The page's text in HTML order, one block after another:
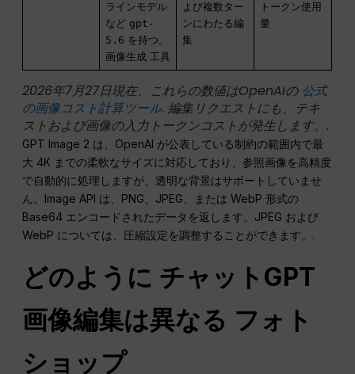
ラインモデル
など gpt-
5.6 を持つ。
画像生成工具
よび複数ター
ンにわたる編
集
トークン使用
量
2026年7月27日現在、これらの数値はOpenAIの 公式
の画像コスト計算ツール. 編集リクエストにも、テキ
ストおよび画像の入力トークンコストが発生します。.
GPT Image 2 は、OpenAI が公表している制約の範囲内で最
大 4K までの柔軟なサイズに対応しており、参照画像を高精度
で自動的に処理しますが、透明な背景はサポートしていませ
ん。Image API は、PNG、JPEG、または WebP 形式の
Base64 エンコードされたデータを返します。JPEG および
WebP については、圧縮設定を調整することができます。.
どのように チャットGPT
画像編集は異なる フォト
ショップ